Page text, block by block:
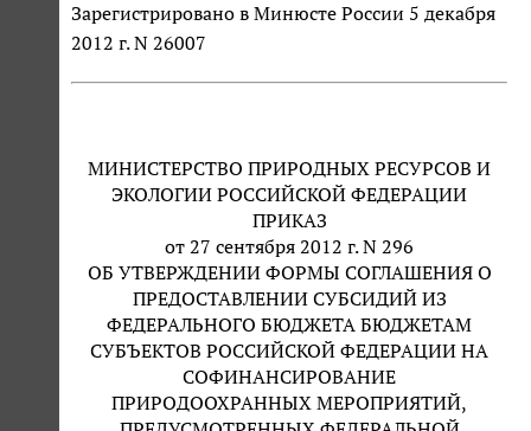
Зарегистрировано в Минюсте России 5 декабря
2012 г. N 26007
МИНИСТЕРСТВО ПРИРОДНЫХ РЕСУРСОВ И
ЭКОЛОГИИ РОССИЙСКОЙ ФЕДЕРАЦИИ
ПРИКАЗ
от 27 сентября 2012 г. N 296
ОБ УТВЕРЖДЕНИИ ФОРМЫ СОГЛАШЕНИЯ О
ПРЕДОСТАВЛЕНИИ СУБСИДИЙ ИЗ
ФЕДЕРАЛЬНОГО БЮДЖЕТА БЮДЖЕТАМ
СУБЪЕКТОВ РОССИЙСКОЙ ФЕДЕРАЦИИ НА
СОФИНАНСИРОВАНИЕ
ПРИРОДООХРАННЫХ МЕРОПРИЯТИЙ,